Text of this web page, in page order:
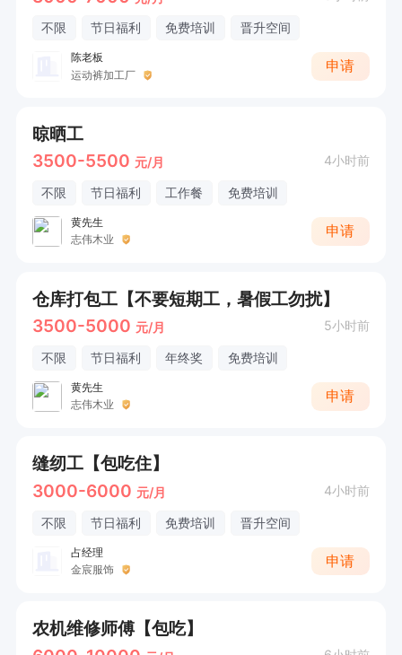
不限 节日福利 免费培训 晋升空间
陈老板
运动裤加工厂
申请
晾晒工
3500-5500 元/月 4小时前
不限 节日福利 工作餐 免费培训
黄先生
志伟木业
申请
仓库打包工【不要短期工，暑假工勿扰】
3500-5000 元/月 5小时前
不限 节日福利 年终奖 免费培训
黄先生
志伟木业
申请
缝纫工【包吃住】
3000-6000 元/月 4小时前
不限 节日福利 免费培训 晋升空间
占经理
金宸服饰
申请
农机维修师傅【包吃】